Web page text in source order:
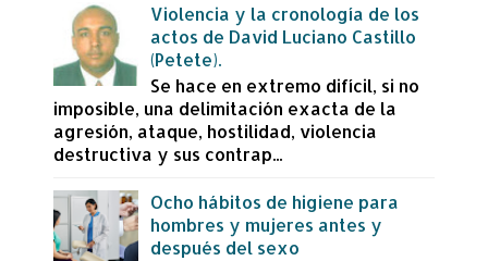
Violencia y la cronología de los
actos de David Luciano Castillo
(Petete).
Se hace en extremo difícil, si no
imposible, una delimitación exacta de la
agresión, ataque, hostilidad, violencia
destructiva y sus contrap...
Ocho hábitos de higiene para
hombres y mujeres antes y
después del sexo